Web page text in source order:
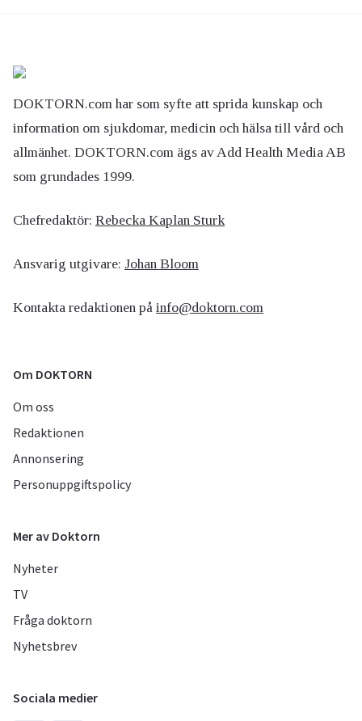
DOKTORN.com har som syfte att sprida kunskap och
information om sjukdomar, medicin och hälsa till vård och
allmänhet. DOKTORN.com ägs av Add Health Media AB
som grundades 1999.
Chefredaktör: Rebecka Kaplan Sturk
Ansvarig utgivare: Johan Bloom
Kontakta redaktionen på info@doktorn.com
Om DOKTORN
Om oss
Redaktionen
Annonsering
Personuppgiftspolicy
Mer av Doktorn
Nyheter
TV
Fråga doktorn
Nyhetsbrev
Sociala medier